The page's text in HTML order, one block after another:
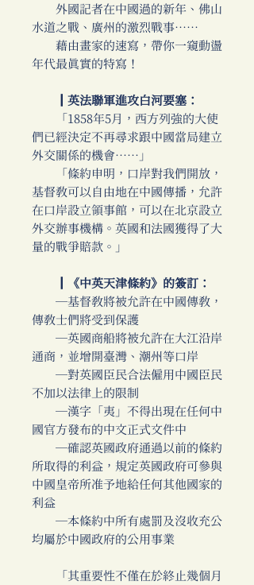
外國記者在中國過的新年、佛山
水道之戰、廣州的激烈戰事……
藉由畫家的速寫，帶你一窺動盪
年代最真實的特寫！
║英法聯軍進攻白河要塞：
「1858年5月，西方列強的大使
們已經決定不再尋求跟中國當局建立
外交關係的機會……」
「條約申明，口岸對我們開放，
基督教可以自由地在中國傳播，允許
在口岸設立領事館，可以在北京設立
外交辦事機構。英國和法國獲得了大
量的戰爭賠款。」
║《中英天津條約》的簽訂：
─基督教將被允許在中國傳教，
傳教士們將受到保護
─英國商船將被允許在大江沿岸
通商，並增開臺灣、潮州等口岸
─對英國臣民合法僱用中國臣民
不加以法律上的限制
─漢字「夷」不得出現在任何中
國官方發布的中文正式文件中
─確認英國政府通過以前的條約
所取得的利益，規定英國政府可參與
中國皇帝所准予地給任何其他國家的
利益
─本條約中所有處罰及沒收充公
均屬於中國政府的公用事業
「其重要性不僅在於終止幾個月